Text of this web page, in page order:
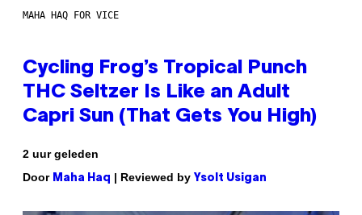
MAHA HAQ FOR VICE
Cycling Frog’s Tropical Punch
THC Seltzer Is Like an Adult
Capri Sun (That Gets You High)
2 uur geleden
Door Maha Haq | Reviewed by Ysolt Usigan